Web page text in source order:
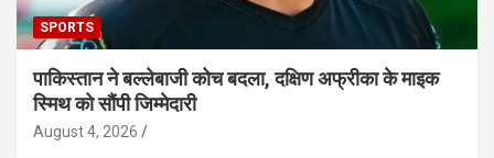
SPORTS
पाकिस्तान ने बल्लेबाजी कोच बदला, दक्षिण अफ्रीका के माइक
स्मिथ को सौंपी जिम्मेदारी
August 4, 2026